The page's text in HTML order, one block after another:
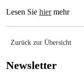
Lesen Sie hiermehr
Zurück zur Übersicht
Newsletter